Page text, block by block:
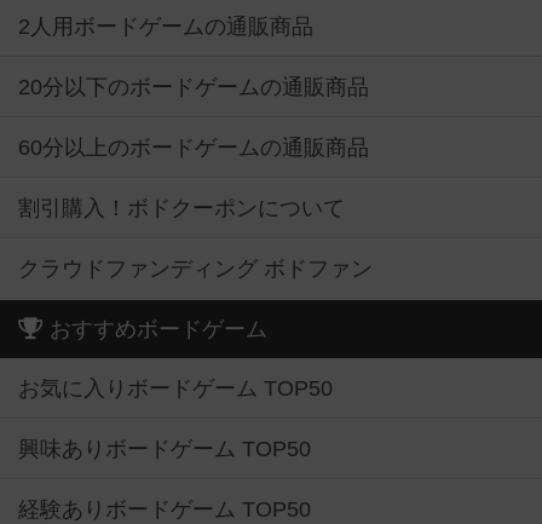
2人用ボードゲームの通販商品
20分以下のボードゲームの通販商品
60分以上のボードゲームの通販商品
割引購入！ボドクーポンについて
クラウドファンディング ボドファン
おすすめボードゲーム
お気に入りボードゲーム TOP50
興味ありボードゲーム TOP50
経験ありボードゲーム TOP50